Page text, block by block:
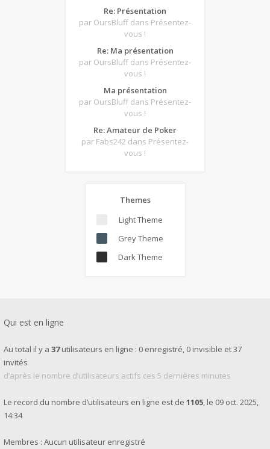
Re: Présentation
par OursBluff dans Présentez-
vous !
Re: Ma présentation
par OursBluff dans Présentez-
vous !
Ma présentation
par OursBluff dans Présentez-
vous !
Re: Amateur de Poker
par Fabs242 dans Présentez-
vous !
Themes
Light Theme
Grey Theme
Dark Theme
Qui est en ligne
Au total il y a 37utilisateurs en ligne : 0 enregistré, 0 invisible et 37
invités
d’après le nombre d’utilisateurs actifs ces 5 dernières minutes
Le record du nombre d’utilisateurs en ligne est de 1105, le 09 oct. 2025,
14:34
Membres : Aucun utilisateur enregistré